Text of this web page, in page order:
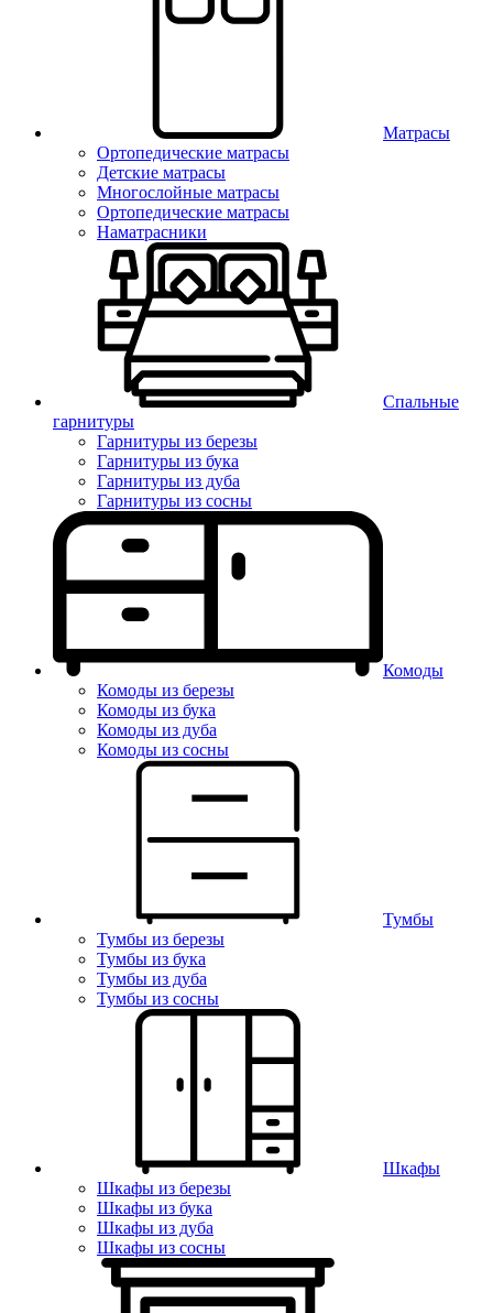
Матрасы
Ортопедические матрасы
Детские матрасы
Многослойные матрасы
Ортопедические матрасы
Наматрасники
Спальные
гарнитуры
Гарнитуры из березы
Гарнитуры из бука
Гарнитуры из дуба
Гарнитуры из сосны
Комоды
Комоды из березы
Комоды из бука
Комоды из дуба
Комоды из сосны
Тумбы
Тумбы из березы
Тумбы из бука
Тумбы из дуба
Тумбы из сосны
Шкафы
Шкафы из березы
Шкафы из бука
Шкафы из дуба
Шкафы из сосны